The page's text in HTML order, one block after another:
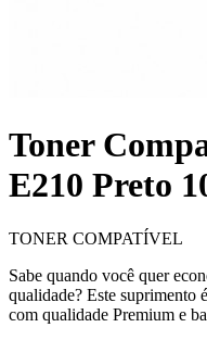
Toner
E210 Preto
TONER COMPATÍVEL
Sabe quando você quer
qualidade? Este suprimento
com qualidade Premium e